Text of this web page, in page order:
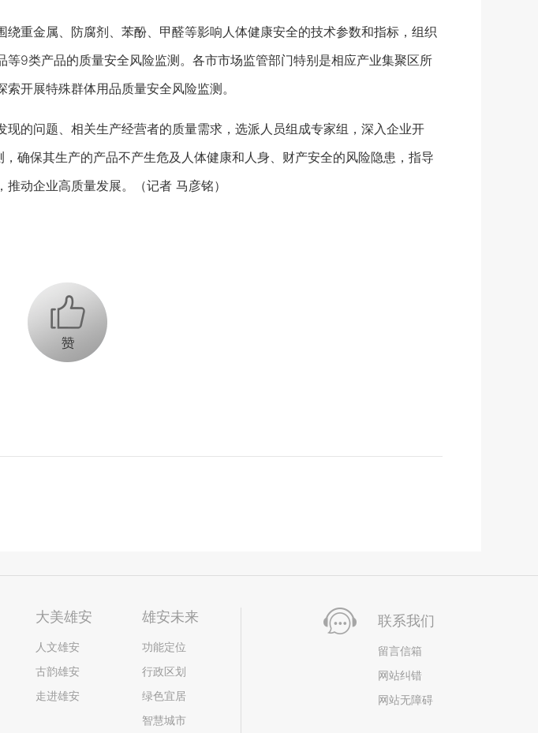
重金属、防腐剂、苯酚、甲醛等影响人体健康安全的技术参数和指标，组织
9类产品的质量安全风险监测。各市市场监管部门特别是相应产业集聚区所
开展特殊群体用品质量安全风险监测。
的问题、相关生产经营者的质量需求，选派人员组成专家组，深入企业开
确保其生产的产品不产生危及人体健康和人身、财产安全的风险隐患，指导
动企业高质量发展。（记者 马彦铭）
+1
大美雄安
人文雄安
古韵雄安
走进雄安
雄安未来
功能定位
行政区划
绿色宜居
智慧城市
联系我们
留言信箱
网站纠错
网站无障碍